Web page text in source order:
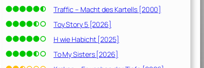
Traffic – Macht des Kartells [2000]
Toy Story 5 [2026]
H wie Habicht [2025]
To My Sisters [2026]